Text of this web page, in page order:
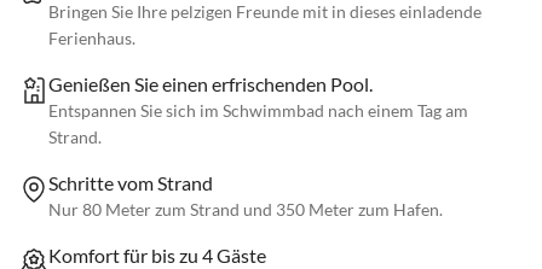
Bringen Sie Ihre pelzigen Freunde mit in dieses einladende
Ferienhaus.
Genießen Sie einen erfrischenden Pool.
Entspannen Sie sich im Schwimmbad nach einem Tag am
Strand.
Schritte vom Strand
Nur 80 Meter zum Strand und 350 Meter zum Hafen.
Komfort für bis zu 4 Gäste